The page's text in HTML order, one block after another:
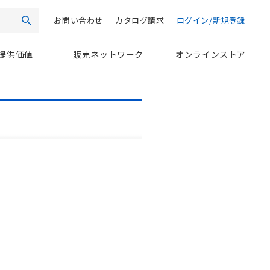
検索お問い合わせ カタログ請求 ログイン/新規登録
供価値 販売ネットワーク オンラインストア